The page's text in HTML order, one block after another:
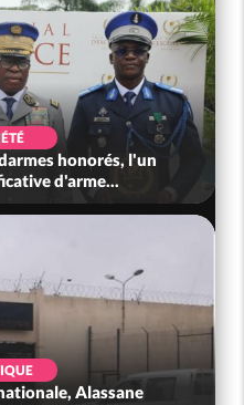
honorés, l'un
d'arme...
Alassane